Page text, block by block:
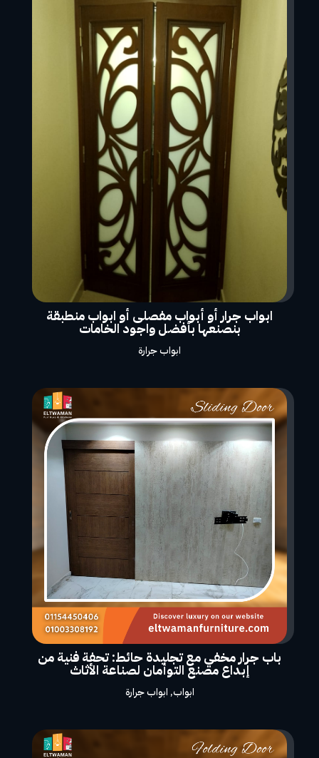
ابواب جرار أو أبواب مفصلى أو ابواب منطبقة
بنصنعها بأفضل واجود الخامات
ابواب جرارة
باب جرار مخفي مع تجليدة حائط: تحفة فنية من
إبداع مصنع التوأمان لصناعة الأثاث
ابواب, ابواب جرارة